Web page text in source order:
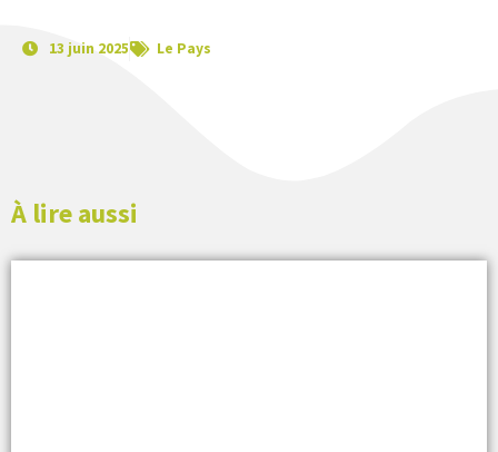
13 juin 2025 Le Pays
À lire aussi